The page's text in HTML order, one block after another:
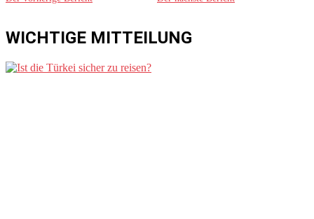
WICHTIGE MITTEILUNG